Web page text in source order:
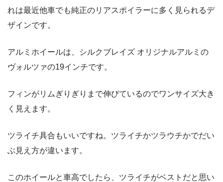
れは最近他車でも純正のリアスポイラーに多く見られるデ
ザインです。
アルミホイールは、シルクブレイズ オリジナルアルミの
ヴォルツァの19インチです。
フィンがリムぎりぎりまで伸びているのでワンサイズ大き
く見えます。
ツライチ具合もいいですね。ツライチかツラウチかでだい
ぶ見え方が違います。
このホイールと車高でしたら、ツライチがベストだと思い